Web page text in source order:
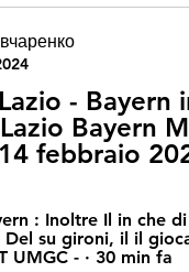
- Bayern
Bayern
febbraio
: Inoltre Il in che
Del su gironi, il il
UMGC - · 30 min fa